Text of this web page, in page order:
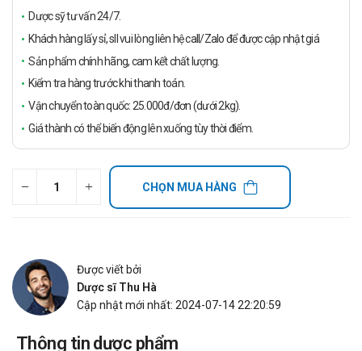
Dược sỹ tư vấn 24/7.
Khách hàng lấy sỉ, sll vui lòng liên hệ call/Zalo để được cập nhật giá
Sản phẩm chính hãng, cam kết chất lượng.
Kiểm tra hàng trước khi thanh toán.
Vận chuyển toàn quốc: 25.000đ/đơn (dưới 2kg).
Giá thành có thể biến động lên xuống tùy thời điểm.
CHỌN MUA HÀNG
Được viết bởi
Dược sĩ Thu Hà
Cập nhật mới nhất: 2024-07-14 22:20:59
Thông tin dược phẩm